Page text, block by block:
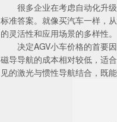
很多企业在考虑自动化升
标准答案。就像买汽车一样，
的灵活性和应用场景的多样性。
决定AGV小车价格的首要
磁导导航的成本相对较低，适
见的激光与惯性导航结合，既